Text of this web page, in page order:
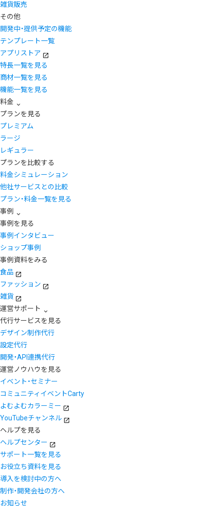
雑貨販売
その他
開発中・提供予定の機能
テンプレート一覧
アプリストア
特長一覧を見る
商材一覧を見る
機能一覧を見る
料金
プランを見る
プレミアム
ラージ
レギュラー
プランを比較する
料金シミュレーション
他社サービスとの比較
プラン・料金一覧を見る
事例
事例を見る
事例インタビュー
ショップ事例
事例資料をみる
食品
ファッション
雑貨
運営サポート
代行サービスを見る
デザイン制作代行
設定代行
開発・API連携代行
運営ノウハウを見る
イベント・セミナー
コミュニティイベントCarty
よむよむカラーミー
YouTubeチャンネル
ヘルプを見る
ヘルプセンター
サポート一覧を見る
お役立ち資料を見る
導入を検討中の方へ
制作・開発会社の方へ
お知らせ